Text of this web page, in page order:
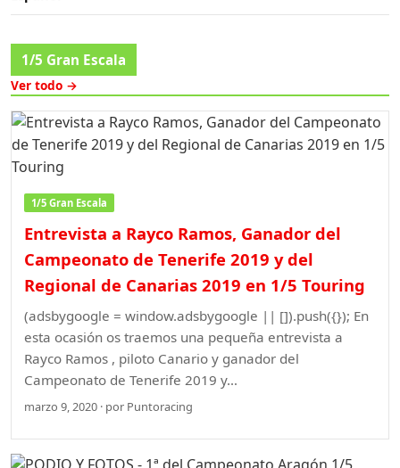
1/5 Gran Escala
Ver todo →
1/5 Gran Escala
Entrevista a Rayco Ramos, Ganador del
Campeonato de Tenerife 2019 y del
Regional de Canarias 2019 en 1/5 Touring
(adsbygoogle = window.adsbygoogle || []).push({}); En
esta ocasión os traemos una pequeña entrevista a
Rayco Ramos , piloto Canario y ganador del
Campeonato de Tenerife 2019 y…
marzo 9, 2020 · por Puntoracing